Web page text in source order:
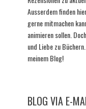
Ausserdem finden
gerne mitmachen
animieren sollen.
und Liebe zu
meinem Blog!
BLOG VIA E-